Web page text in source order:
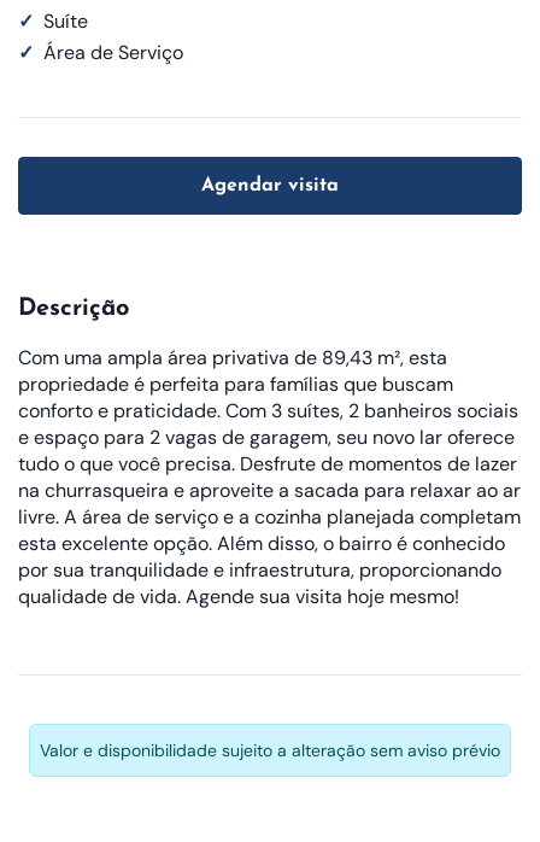
✓ Suíte
✓ Área de Serviço
Agendar visita
Descrição
Com uma ampla área privativa de 89,43 m², esta
propriedade é perfeita para famílias que buscam
conforto e praticidade. Com 3 suítes, 2 banheiros sociais
e espaço para 2 vagas de garagem, seu novo lar oferece
tudo o que você precisa. Desfrute de momentos de lazer
na churrasqueira e aproveite a sacada para relaxar ao ar
livre. A área de serviço e a cozinha planejada completam
esta excelente opção. Além disso, o bairro é conhecido
por sua tranquilidade e infraestrutura, proporcionando
qualidade de vida. Agende sua visita hoje mesmo!
Valor e disponibilidade sujeito a alteração sem aviso prévio